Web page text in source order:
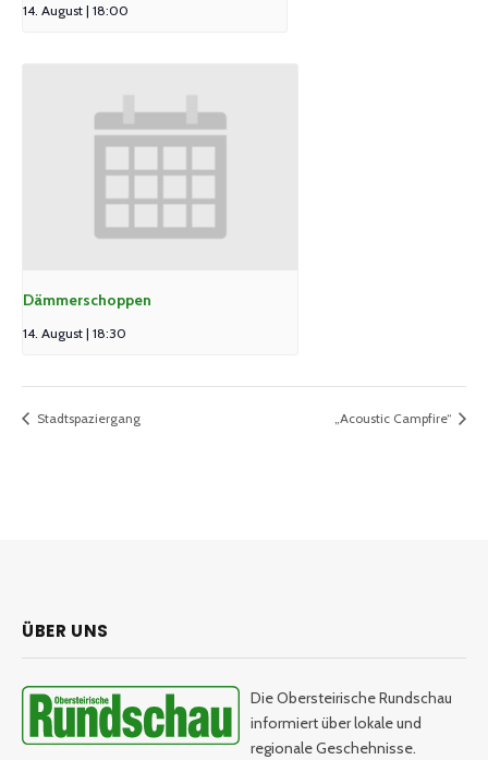
14. August | 18:00
Dämmerschoppen
14. August | 18:30
Stadtspaziergang „Acoustic Campfire“
ÜBER UNS
Die Obersteirische Rundschau
informiert über lokale und
regionale Geschehnisse.